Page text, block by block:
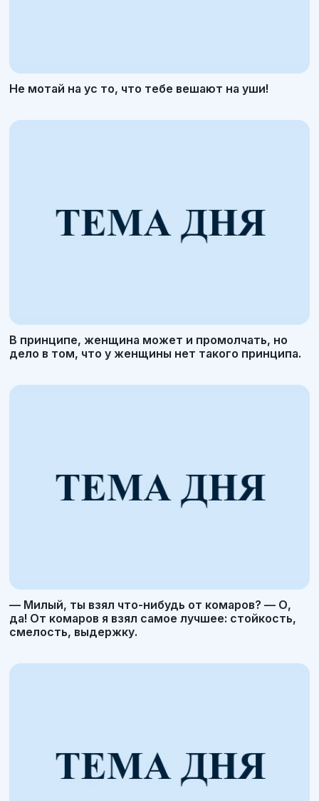
Не мотай на ус то, что тебе вешают на уши!
В принципе, женщина может и промолчать, но
дело в том, что у женщины нет такого принципа.
— Милый, ты взял что-нибудь от комаров? — О,
да! От комаров я взял самое лучшее: стойкость,
смелость, выдержку.